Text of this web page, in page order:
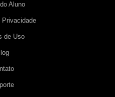
Aluno
Privacidade
de Uso